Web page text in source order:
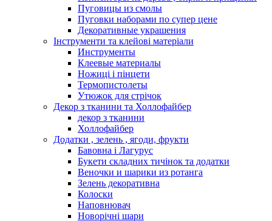
Пуговицы из смолы
Пуговки наборами по супер цене
Декоративные украшения
Інструменти та клейові матеріали
Инструменты
Клеевые материалы
Ножиці і пінцети
Термопистолеты
Утюжок для стрічок
Декор з тканини та Холлофайбер
декор з тканини
Холлофайбер
Додатки , зелень , ягоди, фрукти
Бавовна і Лагурус
Букети складних тичінок та додатки
Веночки и шарики из ротанга
Зелень декоративна
Колоски
Наповнювач
Новорічні шари